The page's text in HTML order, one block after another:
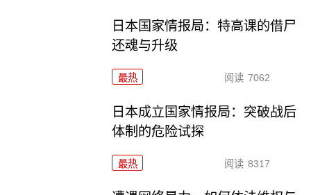
日本国家情报局：特高课的借尸
还魂与升级
最热 阅读 7062
日本成立国家情报局：突破战后
体制的危险试探
最热 阅读 8317